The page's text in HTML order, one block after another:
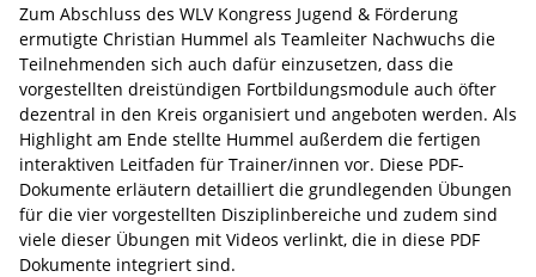
Zum Abschluss des WLV Kongress Jugend & Förderung
ermutigte Christian Hummel als Teamleiter Nachwuchs die
Teilnehmenden sich auch dafür einzusetzen, dass die
vorgestellten dreistündigen Fortbildungsmodule auch öfter
dezentral in den Kreis organisiert und angeboten werden. Als
Highlight am Ende stellte Hummel außerdem die fertigen
interaktiven Leitfaden für Trainer/innen vor. Diese PDF-
Dokumente erläutern detailliert die grundlegenden Übungen
für die vier vorgestellten Disziplinbereiche und zudem sind
viele dieser Übungen mit Videos verlinkt, die in diese PDF
Dokumente integriert sind.